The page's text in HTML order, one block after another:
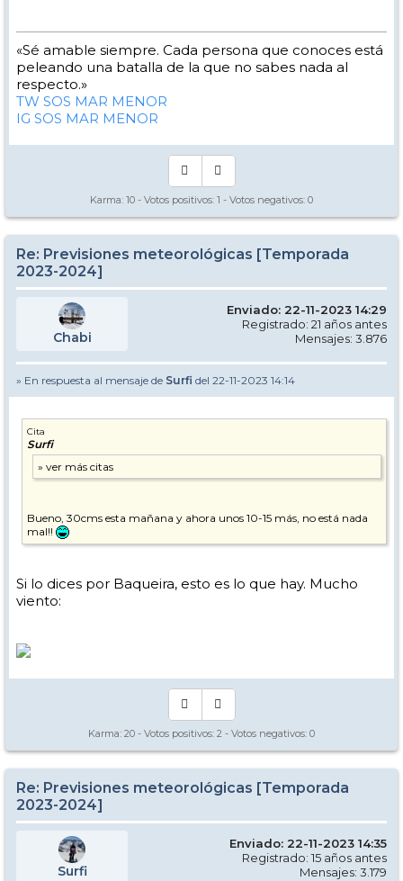
«Sé amable siempre. Cada persona que conoces está
peleando una batalla de la que no sabes nada al
respecto.»
TW SOS MAR MENOR
IG SOS MAR MENOR
Karma: 10 - Votos positivos: 1 - Votos negativos: 0
Re: Previsiones meteorológicas [Temporada
2023-2024]
Chabi
Enviado: 22-11-2023 14:29
Registrado: 21 años antes
Mensajes: 3.876
» En respuesta al mensaje de Surfi del 22-11-2023 14:14
Cita
Surfi
Bueno, 30cms esta mañana y ahora unos 10-15 más, no está nada
mal!!
Si lo dices por Baqueira, esto es lo que hay. Mucho
viento:
Karma: 20 - Votos positivos: 2 - Votos negativos: 0
Re: Previsiones meteorológicas [Temporada
2023-2024]
Surfi
Enviado: 22-11-2023 14:35
Registrado: 15 años antes
Mensajes: 3.179